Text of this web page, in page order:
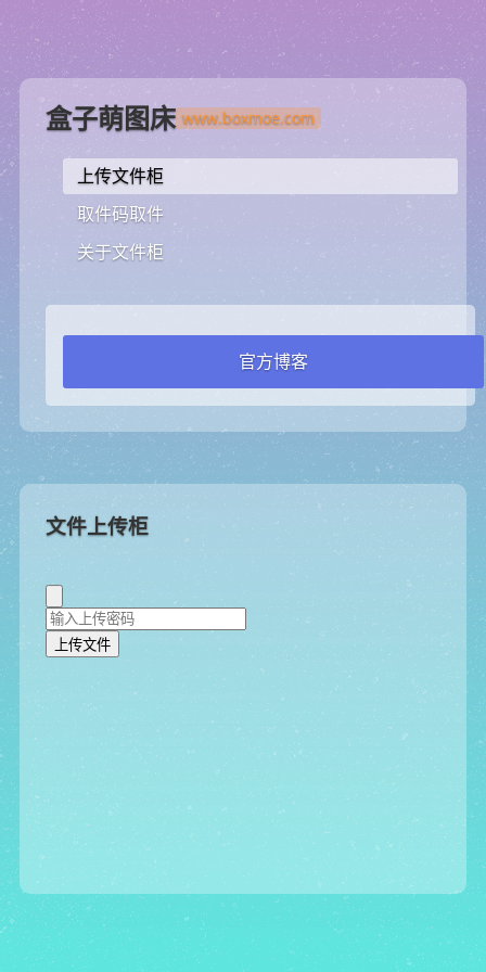
盒子萌图床
上传文件柜
取件码取件
关于文件柜
官方博客
文件上传柜
上传文件